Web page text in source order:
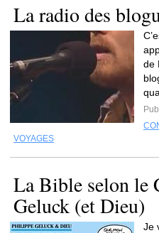
La radio des
de
VOYAGES
La Bible selon le
Geluck (et Dieu)
Je